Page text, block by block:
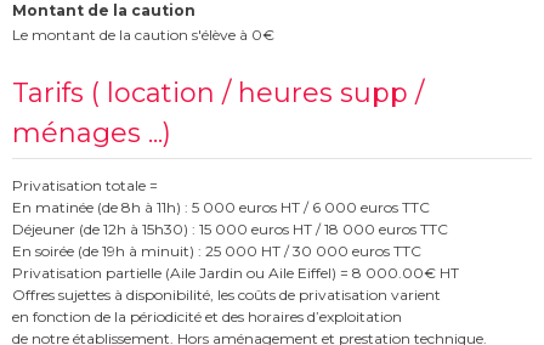
Montant de la caution
Le montant de la caution s'élève à 0€
Tarifs ( location / heures supp /
ménages ...)
Privatisation totale =
En matinée (de 8h à 11h) : 5 000 euros HT / 6 000 euros TTC
Déjeuner (de 12h à 15h30) : 15 000 euros HT / 18 000 euros TTC
En soirée (de 19h à minuit) : 25 000 HT / 30 000 euros TTC
Privatisation partielle (Aile Jardin ou Aile Eiffel) = 8 000.00€ HT
Offres sujettes à disponibilité, les coûts de privatisation varient
en fonction de la périodicité et des horaires d’exploitation
de notre établissement. Hors aménagement et prestation technique.